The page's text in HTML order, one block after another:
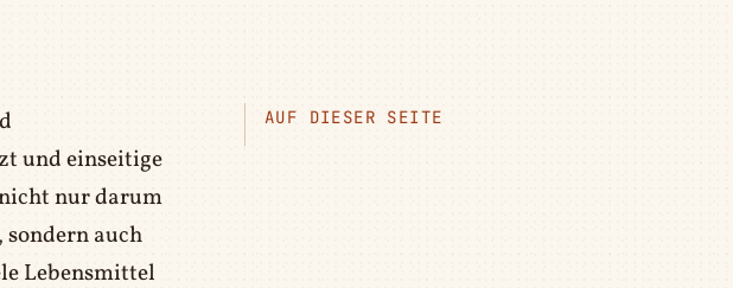
und einseitige
nur darum
sondern auch
Lebensmittel
AUF DIESER SEITE